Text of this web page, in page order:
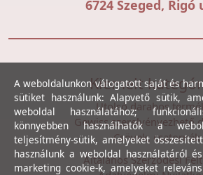
6724 Szeged, Rigó
Kiemelt
Utolsó darabos
Gewiss szerelvényezhető
Csövek, csatornák
Általános Szerződési
A weboldalunkon válogatott saját és
sütiket használunk: Alapvető sütik,
weboldal használatához;
könnyebben használhatók a
teljesítmény-sütik, amelyeket
használunk a weboldal használatáról
marketing cookie-k, amelyeket